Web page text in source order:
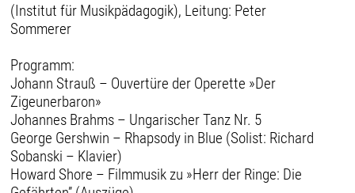
(Institut für Musikpädagogik), Leitung: Peter
Sommerer
Programm:
Johann Strauß – Ouvertüre der Operette »Der
Zigeunerbaron»
Johannes Brahms – Ungarischer Tanz Nr. 5
George Gershwin – Rhapsody in Blue (Solist: Richard
Sobanski – Klavier)
Howard Shore – Filmmusik zu »Herr der Ringe: Die